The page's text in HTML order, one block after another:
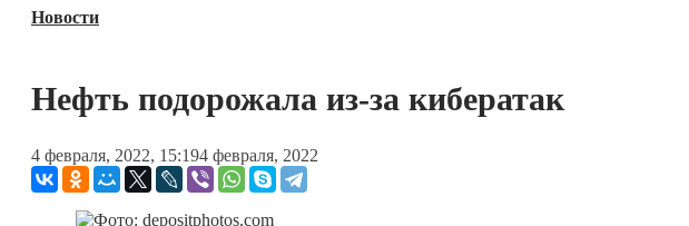
Блокчейн
Технологии
ESG
Новости
Нефть подорожала из-за кибератак
4 февраля, 2022, 15:194 февраля, 2022